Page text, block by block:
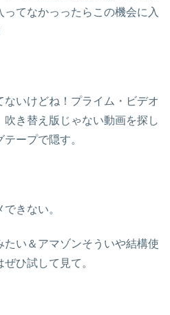
てなかっったらこの機会に入
いけどね！プライム・ビデオ
吹き替え版じゃない動画を探し
ープで隠す。
きない。
たい＆アマゾンそういや結構使
ひ試して見て。